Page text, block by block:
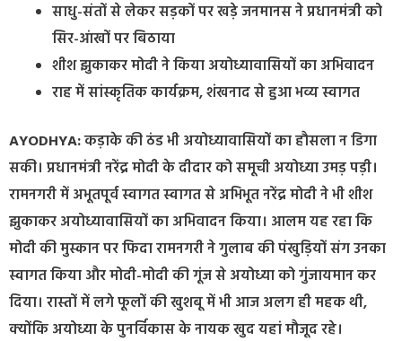
साधु-संतों से लेकर सड़कों पर खड़े जनमानस ने प्रधानमंत्री को
सिर-आंखों पर बिठाया
शीश झुकाकर मोदी ने किया अयोध्यावासियों का अभिवादन
राह में सांस्कृतिक कार्यक्रम, शंखनाद से हुआ भव्य स्वागत
AYODHYA:कड़ाके की ठंड भी अयोध्यावासियों का हौसला न डिगा
सकी। प्रधानमंत्री नरेंद्र मोदी के दीदार को समूची अयोध्या उमड़ पड़ी।
रामनगरी में अभूतपूर्व स्वागत स्वागत से अभिभूत नरेंद्र मोदी ने भी शीश
झुकाकर अयोध्यावासियों का अभिवादन किया। आलम यह रहा कि
मोदी की मुस्कान पर फिदा रामनगरी ने गुलाब की पंखुड़ियों संग उनका
स्वागत किया और मोदी-मोदी की गूंज से अयोध्या को गुंजायमान कर
दिया। रास्तों में लगे फूलों की खुशबू में भी आज अलग ही महक थी,
क्योंकि अयोध्या के पुनर्विकास के नायक खुद यहां मौजूद रहे।